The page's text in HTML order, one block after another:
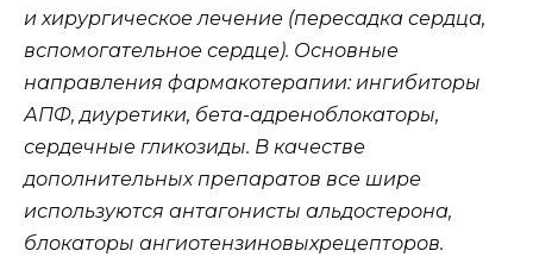
и хирургическое лечение (пересадка сердца,
вспомогательное сердце). Основные
направления фармакотерапии: ингибиторы
АПФ, диуретики, бета-адреноблокаторы,
сердечные гликозиды. В качестве
дополнительных препаратов все шире
используются антагонисты альдостерона,
блокаторы ангиотензиновыхрецепторов.